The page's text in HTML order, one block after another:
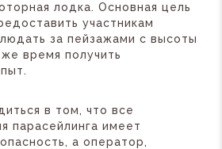
лодка. Основная цель
участникам
за пейзажами с высоты
время получить
в том, что все
парасейлинга имеет
а оператор,